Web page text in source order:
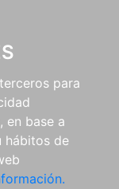
para
en base a
hábitos de